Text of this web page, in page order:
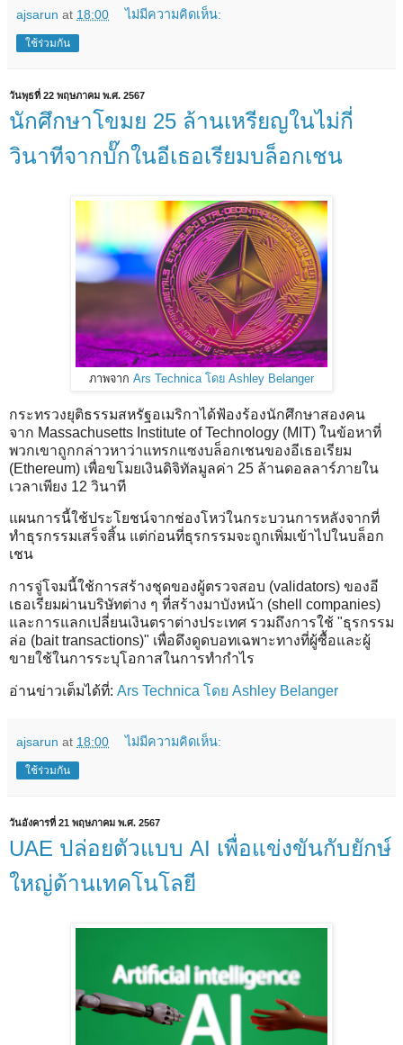
ajsarun at 18:00 ไม่มีความคิดเห็น:
ใช้ร่วมกัน
วันพุธที่ 22 พฤษภาคม พ.ศ. 2567
นักศึกษาโขมย 25 ล้านเหรียญในไม่กี่
วินาทีจากบั๊กในอีเธอเรียมบล็อกเชน
ภาพจาก Ars Technica โดย Ashley Belanger
กระทรวงยุติธรรมสหรัฐอเมริกาได้ฟ้องร้องนักศึกษาสองคน
จาก Massachusetts Institute of Technology (MIT) ในข้อหาที่
พวกเขาถูกกล่าวหาว่าแทรกแซงบล็อกเชนของอีเธอเรียม
(Ethereum) เพื่อขโมยเงินดิจิทัลมูลค่า 25 ล้านดอลลาร์ภายใน
เวลาเพียง 12 วินาที
แผนการนี้ใช้ประโยชน์จากช่องโหว่ในกระบวนการหลังจากที่
ทำธุรกรรมเสร็จสิ้น แต่ก่อนที่ธุรกรรมจะถูกเพิ่มเข้าไปในบล็อก
เชน
การจู่โจมนี้ใช้การสร้างชุดของผู้ตรวจสอบ (validators) ของอี
เธอเรียมผ่านบริษัทต่าง ๆ ที่สร้างมาบังหน้า (shell companies)
และการแลกเปลี่ยนเงินตราต่างประเทศ รวมถึงการใช้ "ธุรกรรม
ล่อ (bait transactions)" เพื่อดึงดูดบอทเฉพาะทางที่ผู้ซื้อและผู้
ขายใช้ในการระบุโอกาสในการทำกำไร
อ่านข่าวเต็มได้ที่: Ars Technica โดย Ashley Belanger
ajsarun at 18:00 ไม่มีความคิดเห็น:
ใช้ร่วมกัน
วันอังคารที่ 21 พฤษภาคม พ.ศ. 2567
UAE ปล่อยตัวแบบ AI เพื่อแข่งขันกับยักษ์
ใหญ่ด้านเทคโนโลยี